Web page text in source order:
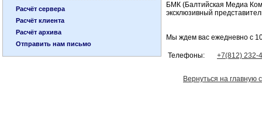
Расчёт сервера
Расчёт клиента
Расчёт архива
Отправить нам письмо
БМК (Балтийская Медиа
эксклюзивный
Мы ждем вас ежедневно с
Телефоны: +7(812) 232-
Вернуться на главную